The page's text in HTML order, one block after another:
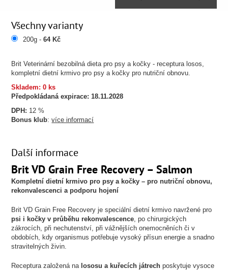
Brit Veterinární bezobilná dieta pro psy a kočky - receptura losos,
kompletní dietní krmivo pro psy a kočky pro nutriční obnovu.
Skladem: 0 ks
Předpokládaná expirace: 18.11.2028
DPH: 12 %
Bonus klub:více informací
Všechny varianty
200g -64 Kč
Další informace
Brit VD Grain Free Recovery – Salmon
Kompletní dietní krmivo pro psy a kočky – pro nutriční obnovu,
rekonvalescenci a podporu hojení
Brit VD Grain Free Recovery je speciální dietní krmivo navržené pro
psi i kočky v průběhu rekonvalescence, po chirurgických
zákrocích, při nechutenství, při vážnějších onemocněních či v
obdobích, kdy organismus potřebuje vysoký přísun energie a snadno
stravitelných živin.
Receptura založená na lososu a kuřecích játrech poskytuje vysoce